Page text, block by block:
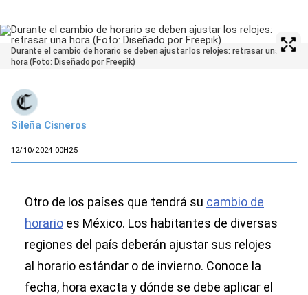
Durante el cambio de horario se deben ajustar los relojes: retrasar una
hora (Foto: Diseñado por Freepik)
Sileña Cisneros
12/10/2024 00H25
Otro de los países que tendrá su cambio de
horario es México. Los habitantes de diversas
regiones del país deberán ajustar sus relojes
al horario estándar o de invierno. Conoce la
fecha, hora exacta y dónde se debe aplicar el